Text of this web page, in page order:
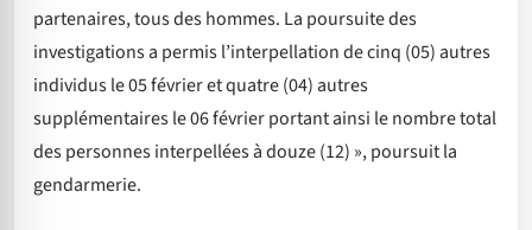
partenaires, tous des hommes. La poursuite des
investigations a permis l’interpellation de cinq (05) autres
individus le 05 février et quatre (04) autres
supplémentaires le 06 février portant ainsi le nombre total
des personnes interpellées à douze (12) », poursuit la
gendarmerie.